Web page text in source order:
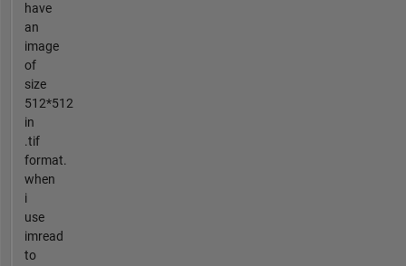
have
an
image
of
size
512*512
in
.tif
format.
when
i
use
imread
to